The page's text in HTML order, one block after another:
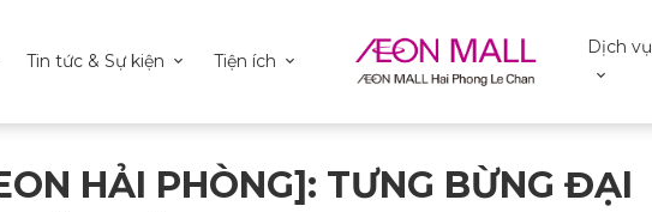
Tin tức & Sự kiện Tiện ích
Dịch vụ
HẢI PHÒNG]: TƯNG BỪNG ĐẠI